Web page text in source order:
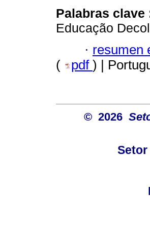
Palabras clave
Educação
· resumen
(
pdf ) |
© 2026
Setor